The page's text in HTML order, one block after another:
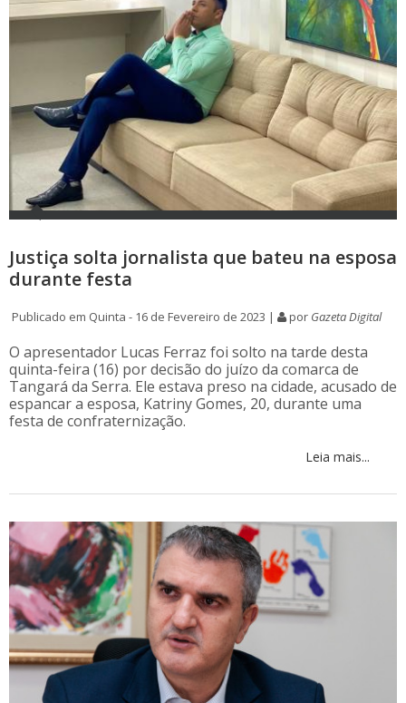
Justiça solta jornalista que bateu na esposa
durante festa
Publicado em Quinta - 16 de Fevereiro de 2023 | por Gazeta Digital
O apresentador Lucas Ferraz foi solto na tarde desta
quinta-feira (16) por decisão do juízo da comarca de
Tangará da Serra. Ele estava preso na cidade, acusado de
espancar a esposa, Katriny Gomes, 20, durante uma
festa de confraternização.
Leia mais...